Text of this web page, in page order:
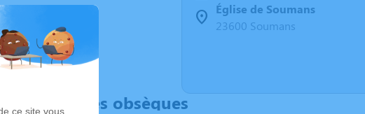
Église de Soumans
23600 Soumans
Déroulé des obsèques